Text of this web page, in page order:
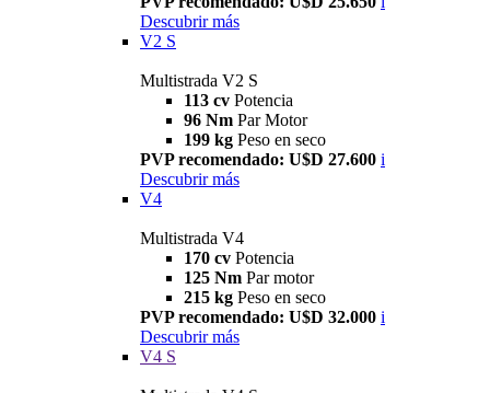
Descubrir más
V2 S
Multistrada V2 S
113 cv Potencia
96 Nm Par Motor
199 kg Peso en seco
PVP recomendado: U$D 27.600 i
Descubrir más
V4
Multistrada V4
170 cv Potencia
125 Nm Par motor
215 kg Peso en seco
PVP recomendado: U$D 32.000 i
Descubrir más
V4 S